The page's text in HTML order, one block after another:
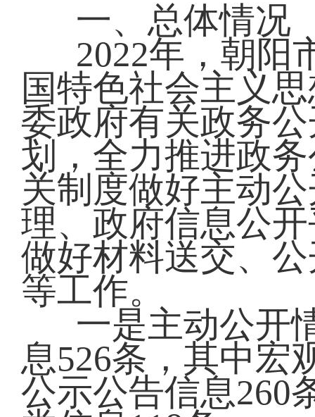
一、总体情况
2022年，朝阳
国特色社会主义
委政府有关政务
划，全力推进政
关制度做好主动
理、政府信息公
做好材料送交、
等工作。
一是主动公开
息526条，其中宏
公示公告信息260